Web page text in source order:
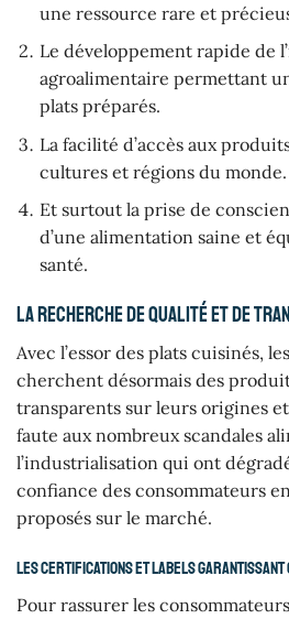
une ressource rare et
Le développement rapide de
agroalimentaire permettant
plats préparés.
La facilité d’accès aux
cultures et régions du monde.
Et surtout la prise de
d’une alimentation saine et
santé.
La recherche de qualité et de
Avec l’essor des plats cuisinés,
cherchent désormais des
transparents sur leurs origines
faute aux nombreux scandales
l’industrialisation qui ont
confiance des consommateurs
proposés sur le marché.
Les certifications et labels
Pour rassurer les